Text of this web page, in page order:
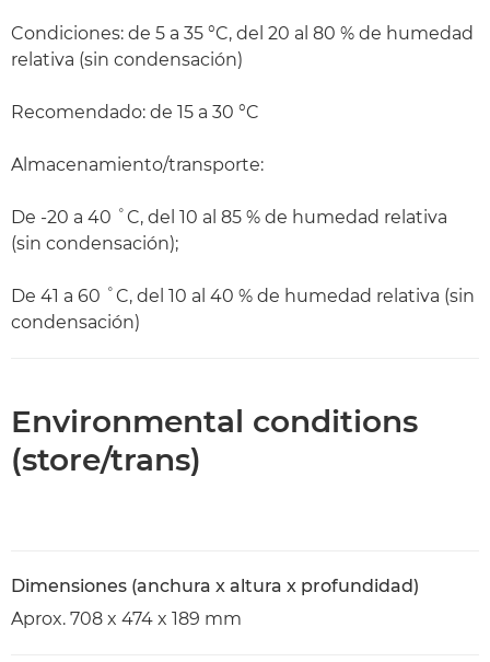
Condiciones: de 5 a 35 °C, del 20 al 80 % de humedad
relativa (sin condensación)
Recomendado: de 15 a 30 °C
Almacenamiento/transporte:
De -20 a 40 ˚C, del 10 al 85 % de humedad relativa
(sin condensación);
De 41 a 60 ˚C, del 10 al 40 % de humedad relativa (sin
condensación)
Environmental conditions
(store/trans)
Dimensiones (anchura x altura x profundidad)
Aprox. 708 x 474 x 189 mm